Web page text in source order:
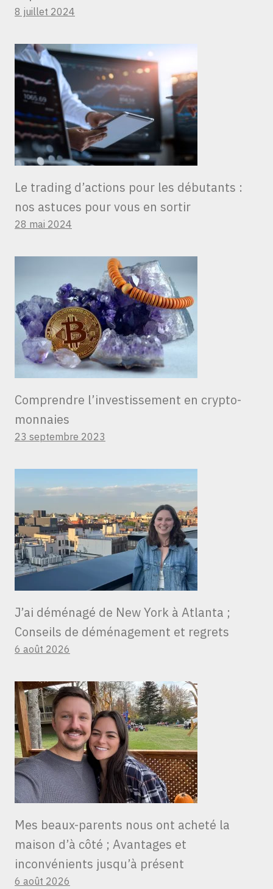
8 juillet 2024
Le trading d’actions pour les débutants :
nos astuces pour vous en sortir
28 mai 2024
Comprendre l’investissement en crypto-
monnaies
23 septembre 2023
J’ai déménagé de New York à Atlanta ;
Conseils de déménagement et regrets
6 août 2026
Mes beaux-parents nous ont acheté la
maison d’à côté ; Avantages et
inconvénients jusqu’à présent
6 août 2026